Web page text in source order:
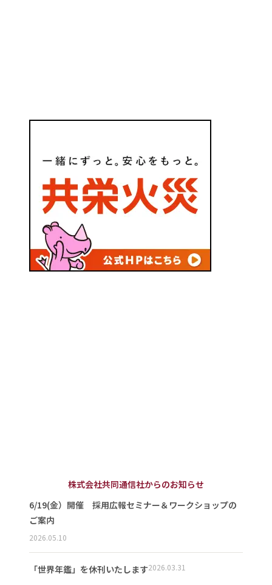
株式会社共同通信社からのお知らせ
6/19(金）開催 採用広報セミナー＆ワークショップの
ご案内
2026.05.10
「世界年鑑」を休刊いたします2026.03.31